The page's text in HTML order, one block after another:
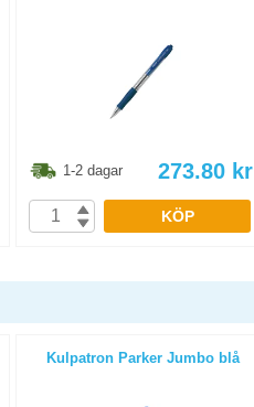
1-2 dagar 273.80 kr
KÖP
Kulpatron Parker Jumbo blå